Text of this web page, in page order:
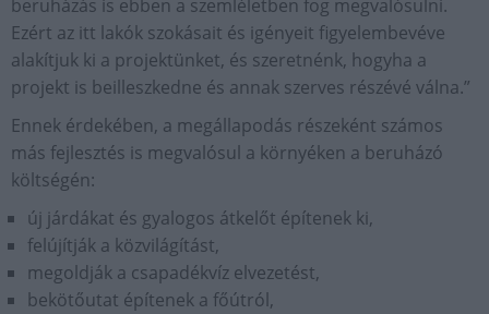
beruházás is ebben a szemléletben fog megvalósulni.
Ezért az itt lakók szokásait és igényeit figyelembevéve
alakítjuk ki a projektünket, és szeretnénk, hogyha a
projekt is beilleszkedne és annak szerves részévé válna.”
Ennek érdekében, a megállapodás részeként számos
más fejlesztés is megvalósul a környéken a beruházó
költségén:
új járdákat és gyalogos átkelőt építenek ki,
felújítják a közvilágítást,
megoldják a csapadékvíz elvezetést,
bekötőutat építenek a főútról,